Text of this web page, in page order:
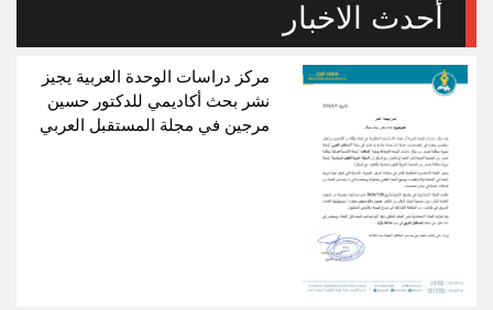
أحدث الاخبار
مركز دراسات الوحدة العربية يجيز
نشر بحث أكاديمي للدكتور حسين
مرجين في مجلة المستقبل العربي